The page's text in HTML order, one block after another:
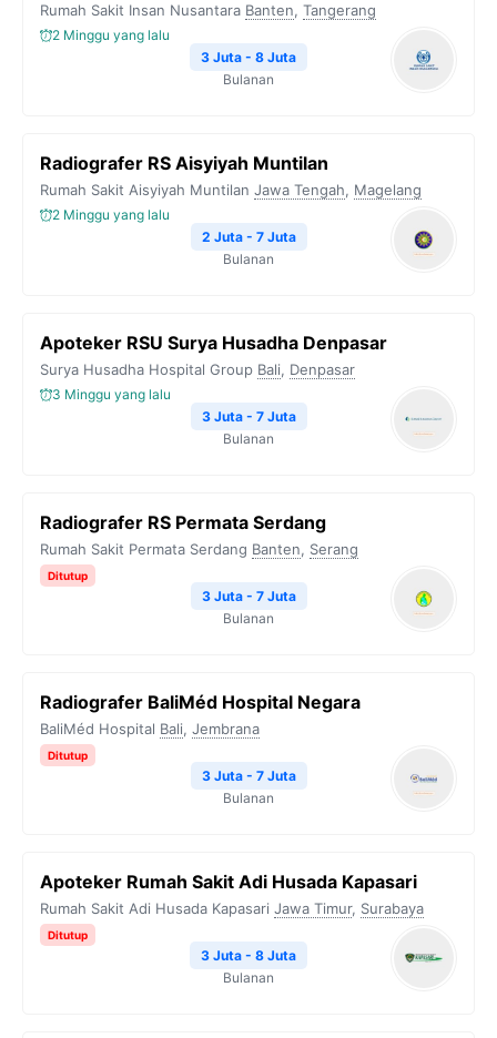
Rumah Sakit Insan Nusantara Banten, Tangerang
2 Minggu yang lalu
3 Juta - 8 Juta
Bulanan
Radiografer RS Aisyiyah Muntilan
Rumah Sakit Aisyiyah Muntilan Jawa Tengah, Magelang
2 Minggu yang lalu
2 Juta - 7 Juta
Bulanan
Apoteker RSU Surya Husadha Denpasar
Surya Husadha Hospital Group Bali, Denpasar
3 Minggu yang lalu
3 Juta - 7 Juta
Bulanan
Radiografer RS Permata Serdang
Rumah Sakit Permata Serdang Banten, Serang
Ditutup
3 Juta - 7 Juta
Bulanan
Radiografer BaliMéd Hospital Negara
BaliMéd Hospital Bali, Jembrana
Ditutup
3 Juta - 7 Juta
Bulanan
Apoteker Rumah Sakit Adi Husada Kapasari
Rumah Sakit Adi Husada Kapasari Jawa Timur, Surabaya
Ditutup
3 Juta - 8 Juta
Bulanan